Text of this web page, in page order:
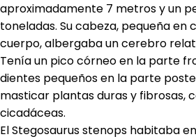
aproximadamente 7 metros y un
toneladas. Su cabeza, pequeña en
cuerpo, albergaba un cerebro
Tenía un pico córneo en la parte
dientes pequeños en la parte
masticar plantas duras y fibrosas,
cicadáceas.
El Stegosaurus stenops habitaba